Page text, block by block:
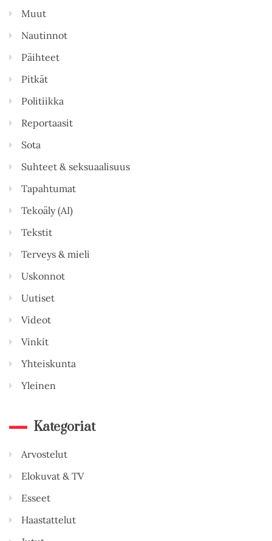
Muut
Nautinnot
Päihteet
Pitkät
Politiikka
Reportaasit
Sota
Suhteet & seksuaalisuus
Tapahtumat
Tekoäly (AI)
Tekstit
Terveys & mieli
Uskonnot
Uutiset
Videot
Vinkit
Yhteiskunta
Yleinen
Kategoriat
Arvostelut
Elokuvat & TV
Esseet
Haastattelut